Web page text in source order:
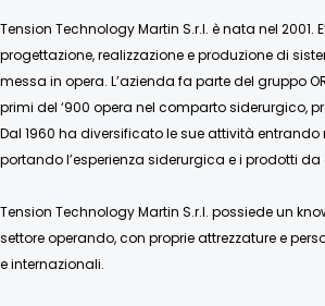
Tension Technology Martin S.r.l. è nata nel 2001.
progettazione, realizzazione e produzione di
messa in opera. L’azienda fa parte del gruppo
primi del ‘900 opera nel comparto
Dal 1960 ha diversificato le sue attività
portando l’esperienza siderurgica e i prodotti
Tension Technology Martin S.r.l. possiede un
settore operando, con proprie attrezzature e
e internazionali.